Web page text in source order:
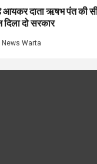
दाता ऋषभ पंत की
दो सरकार
News Warta